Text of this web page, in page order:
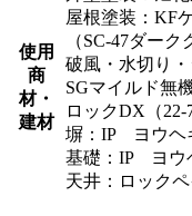
使用
商
材・
建材
屋根塗装：KF
（SC-47ダーク
破風・水切り
SGマイルド無
ロックDX（22-
塀：IP ヨウヘ
基礎：IP ヨウ
天井：ロック